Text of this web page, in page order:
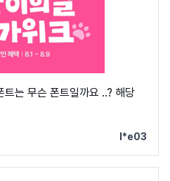
무슨 폰트일까요 ..? 해당
l*e03